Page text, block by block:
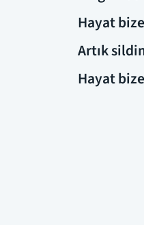
Hayat
Artık
Hayat